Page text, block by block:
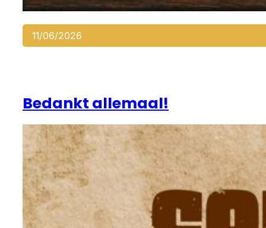
11/06/2026
Bedankt allemaal!